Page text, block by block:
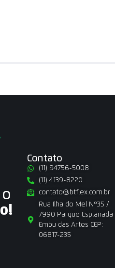
(11) 94756-5008
(11) 4139-8220
contato@btflex.com.br
Rua Ilha do Mel Nº35 /
7990 Parque Esplanada
Embu das Artes CEP:
06817-235
Contato